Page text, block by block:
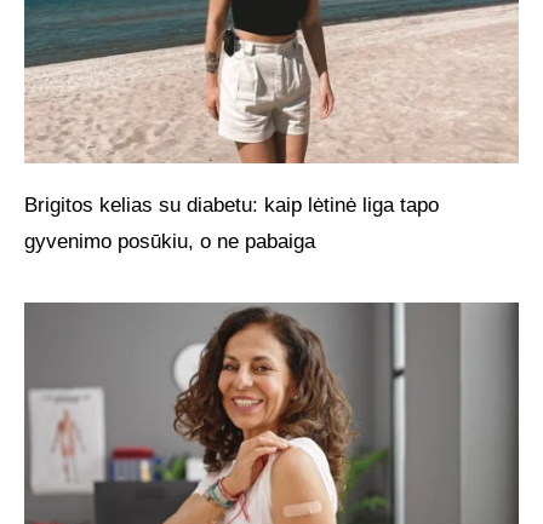
Brigitos kelias su diabetu: kaip lėtinė liga tapo
gyvenimo posūkiu, o ne pabaiga